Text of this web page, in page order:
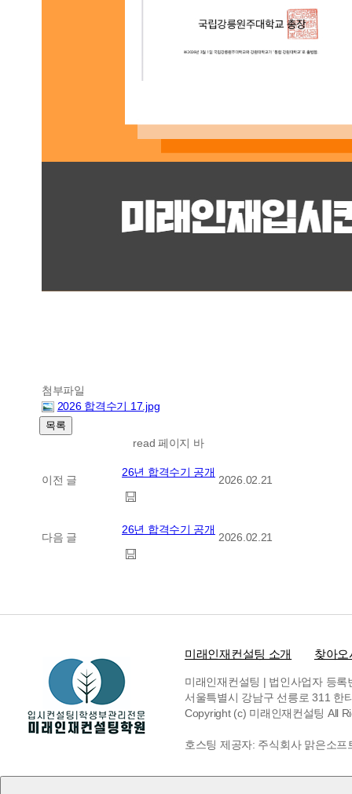
첨부파일
2026 합격수기 17.jpg
read 페이지 바
이전 글
26년 합격수기 공개
2026.02.21
다음 글
26년 합격수기 공개
2026.02.21
미래인재컨설팅 소개 찾아
미래인재컨설팅 | 법인사업자 등
서울특별시 강남구 선릉로 311 한
Copyright (c) 미래인재컨설팅 All
호스팅 제공자: 주식회사 맑은소